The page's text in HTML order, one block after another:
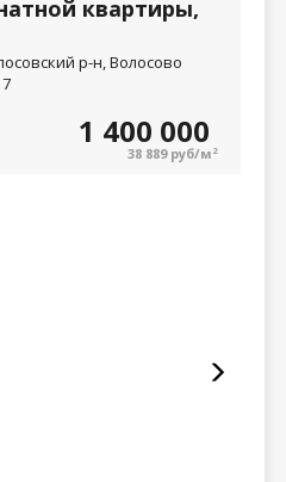
квартиры,
р-н, Волосово
1 400 000
38 889 руб/м 2